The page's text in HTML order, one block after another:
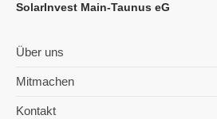
SolarInvest Main-Taunus eG
Über uns
Mitmachen
Kontakt